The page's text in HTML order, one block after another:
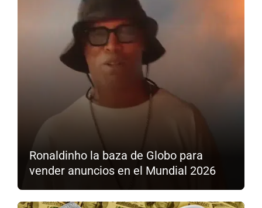
Ronaldinho la baza de Globo para
vender anuncios en el Mundial 2026